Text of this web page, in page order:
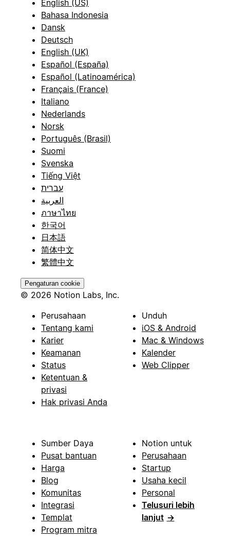
English (US)
Bahasa Indonesia
Dansk
Deutsch
English (UK)
Español (España)
Español (Latinoamérica)
Français (France)
Italiano
Nederlands
Norsk
Português (Brasil)
Suomi
Svenska
Tiếng Việt
עברית
العربية
ภาษาไทย
한국어
日本語
简体中文
繁體中文
Pengaturan cookie
© 2026 Notion Labs, Inc.
Perusahaan
Tentang kami
Karier
Keamanan
Status
Ketentuan &
privasi
Hak privasi Anda
Unduh
iOS & Android
Mac & Windows
Kalender
Web Clipper
Sumber Daya
Pusat bantuan
Harga
Blog
Komunitas
Integrasi
Templat
Program mitra
Notion untuk
Perusahaan
Startup
Usaha kecil
Personal
Telusuri lebih
lanjut →